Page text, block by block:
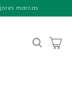
marcas
My Cart